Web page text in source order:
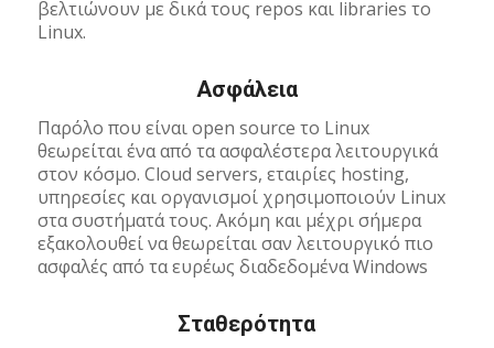
βελτιώνουν με δικά τους repos και libraries το
Linux.
Ασφάλεια
Παρόλο που είναι open source το Linux
θεωρείται ένα από τα ασφαλέστερα λειτουργικά
στον κόσμο. Cloud servers, εταιρίες hosting,
υπηρεσίες και οργανισμοί χρησιμοποιούν Linux
στα συστήματά τους. Ακόμη και μέχρι σήμερα
εξακολουθεί να θεωρείται σαν λειτουργικό πιο
ασφαλές από τα ευρέως διαδεδομένα Windows
Σταθερότητα